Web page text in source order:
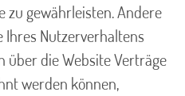
zu gewährleisten. Andere
Ihres Nutzerverhaltens
über die Website Verträge
werden können,